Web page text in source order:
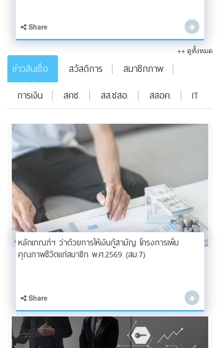
Share
++ ดูทั้งหมด
ข่าวสินเชื่อ สวัสดิการ
สมาชิกภาพ
การเงิน
สคช. สส.ชสอ. สสอค. IT
หลักเกณฑ์ฯ ว่าด้วยการให้เงินกู้สามัญ โครงการเพิ่ม
คุณภาพชีวิตแก่สมาชิก พ.ศ.2569 (สม.7)
Share